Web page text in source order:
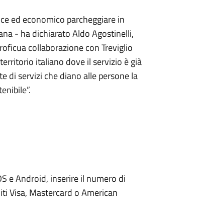
ed economico parcheggiare in
- ha dichiarato Aldo Agostinelli,
collaborazione con Treviglio
italiano dove il servizio è già
di servizi che diano alle persone la
e Android, inserire il numero di
Visa, Mastercard o American